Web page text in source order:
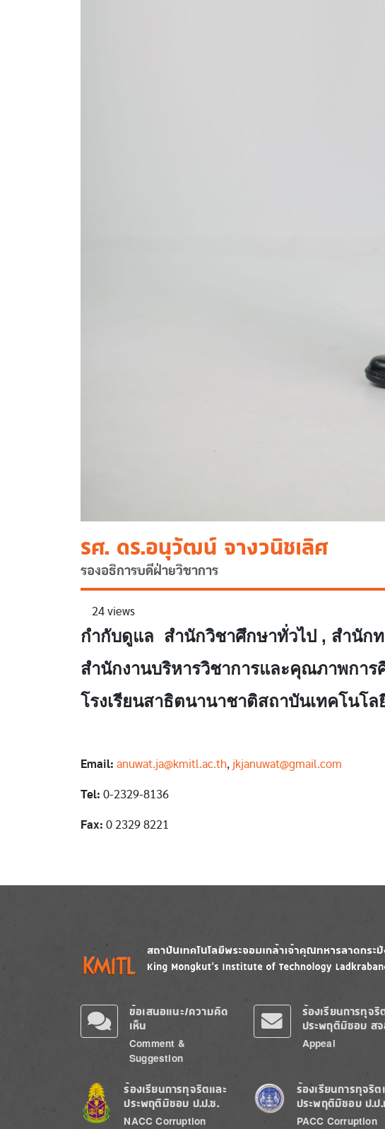
รศ. ดร.อนุวัฒน์ จางวนิชเลิศ
รองอธิการบดีฝ่ายวิชาการ
24 views
กำกับดูแล สำนักวิชาศึกษาทั่วไป , สำนักท
สำนักงานบริหารวิชาการและคุณภาพการ
โรงเรียนสาธิตนานาชาติสถาบันเทคโนโ
Email: anuwat.ja@kmitl.ac.th, jkjanuwat@gmail.com
Tel: 0-2329-8136
Fax: 0 2329 8221
Image Image
ข้อเสนอแนะ/ความคิด
เห็น
Comment &
Suggestion
ร้องเรียนการทุจริ
ประพฤติมิชอบ สจ
Appeal
Image
ร้องเรียนการทุจริตและ
ประพฤติมิชอบ ป.ป.ช.
NACC Corruption
Image
ร้องเรียนการทุจริต
ประพฤติมิชอบ ป.ป.
PACC Corruption